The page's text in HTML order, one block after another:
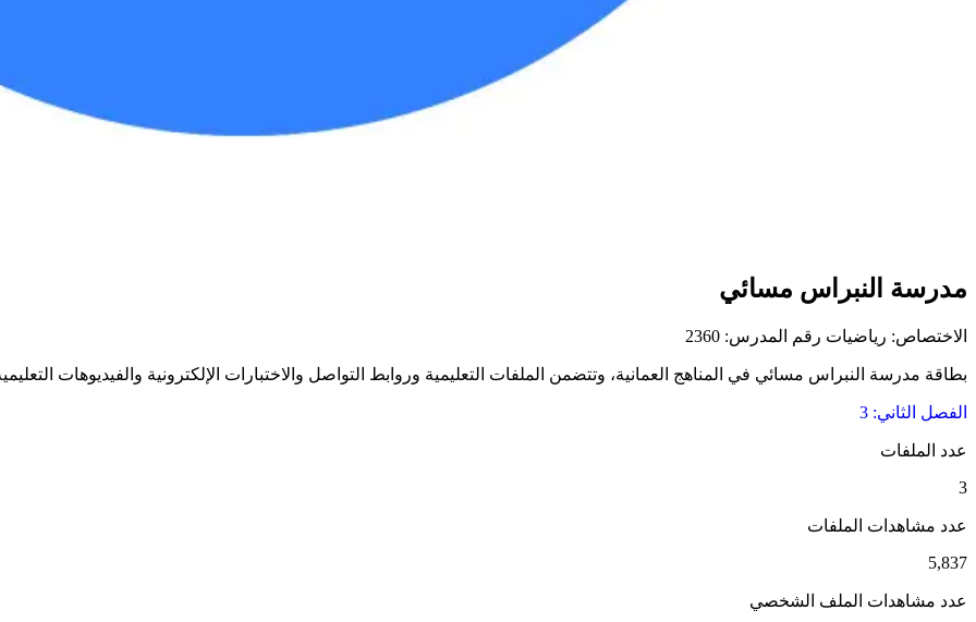
مدرسة النبراس مسائي
الاختصاص: رياضيات رقم المدرس: 2360
بطاقة مدرسة النبراس مسائي في المناهج العمانية، وتتضمن الملفات التعليمية وروابط التواصل والاختبارات الإلكترونية والفيديوهات
الفصل الثاني: 3
عدد الملفات
3
عدد مشاهدات الملفات
5,837
عدد مشاهدات الملف الشخصي